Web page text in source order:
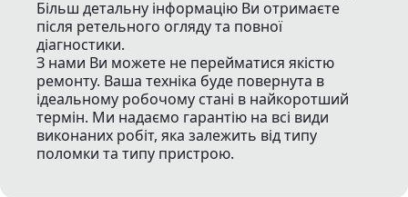
Більш детальну інформацію Ви отримаєте
після ретельного огляду та повної
діагностики.
З нами Ви можете не перейматися якістю
ремонту. Ваша техніка буде повернута в
ідеальному робочому стані в найкоротший
термін. Ми надаємо гарантію на всі види
виконаних робіт, яка залежить від типу
поломки та типу пристрою.